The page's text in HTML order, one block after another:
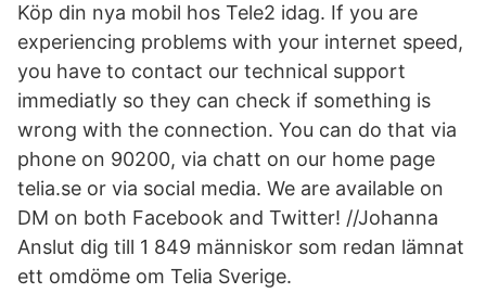
Köp din nya mobil hos Tele2 idag. If you are
experiencing problems with your internet speed,
you have to contact our technical support
immediatly so they can check if something is
wrong with the connection. You can do that via
phone on 90200, via chatt on our home page
telia.se or via social media. We are available on
DM on both Facebook and Twitter! //Johanna
Anslut dig till 1 849 människor som redan lämnat
ett omdöme om Telia Sverige.